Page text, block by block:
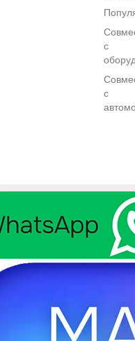
с
с
Легковая оправка
стандарта SAE 82.5